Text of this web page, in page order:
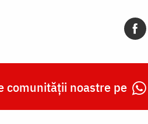
comunității noastre pe